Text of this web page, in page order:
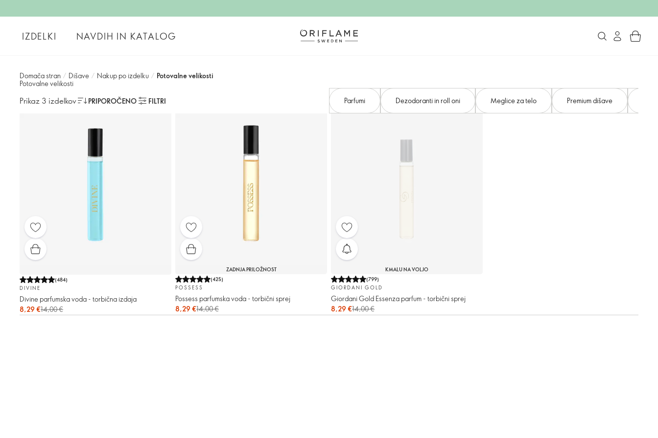
IZDELKI NAVDIH IN KATALOG
Domača stran / Dišave / Nakup po izdelku / Potovalne velikosti
Potovalne velikosti
Prikaz 3 izdelkov PRIPOROČENO FILTRI Parfumi Dezodoranti in roll oni Meglice za telo Premium dišave
(484)
DIVINE
Divine parfumska voda - torbična izdaja
8,29 €14,00 €
ZADNJA PRILOŽNOST
(425)
POSSESS
Possess parfumska voda - torbični sprej
8,29 €14,00 €
KMALU NA VOLJO
(799)
GIORDANI GOLD
Giordani Gold Essenza parfum - torbični sprej
8,29 €14,00 €